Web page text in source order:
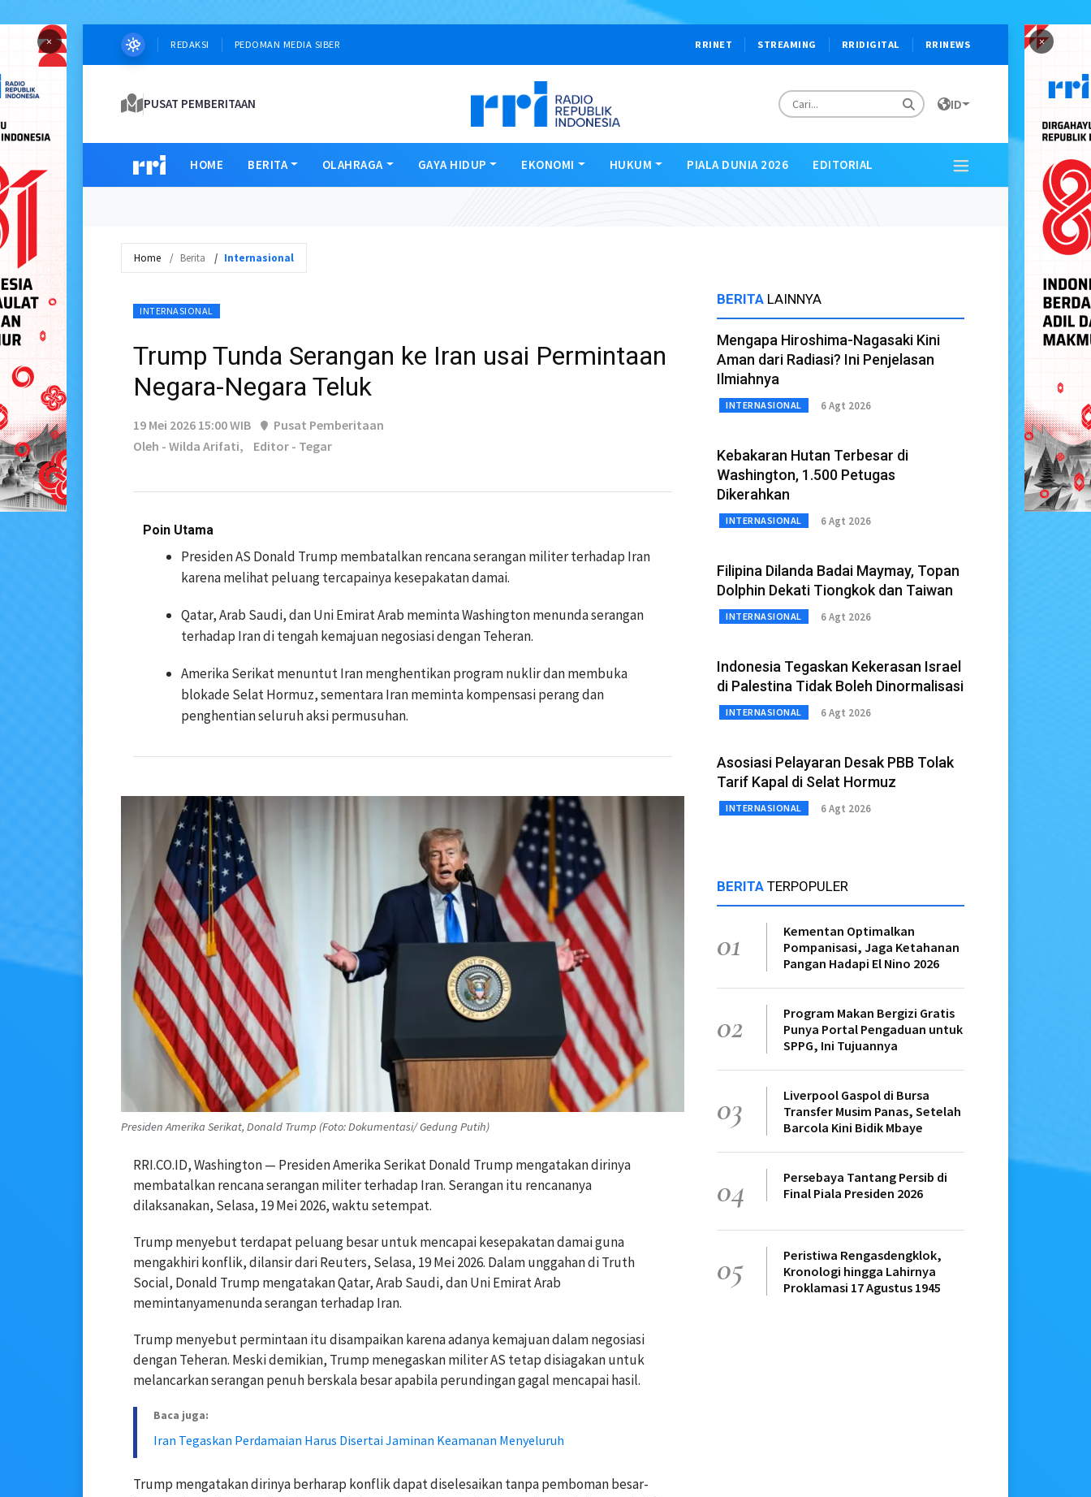
× ×
REDAKSI PEDOMAN MEDIA SIBER RRINET STREAMING RRIDIGITAL RRINEWS
PUSAT PEMBERITAAN ID
HOME BERITA OLAHRAGA GAYA HIDUP EKONOMI HUKUM PIALA DUNIA 2026 EDITORIAL
Home Berita Internasional
INTERNASIONAL
Trump Tunda Serangan ke Iran usai Permintaan
Negara-Negara Teluk
19 Mei 2026 15:00 WIB
Pusat Pemberitaan
Oleh - Wilda Arifati,
Editor - Tegar
Poin Utama
Presiden AS Donald Trump membatalkan rencana serangan militer terhadap Iran
karena melihat peluang tercapainya kesepakatan damai.
Qatar, Arab Saudi, dan Uni Emirat Arab meminta Washington menunda serangan
terhadap Iran di tengah kemajuan negosiasi dengan Teheran.
Amerika Serikat menuntut Iran menghentikan program nuklir dan membuka
blokade Selat Hormuz, sementara Iran meminta kompensasi perang dan
penghentian seluruh aksi permusuhan.
Presiden Amerika Serikat, Donald Trump (Foto: Dokumentasi/ Gedung Putih)
RRI.CO.ID, Washington — Presiden Amerika Serikat Donald Trump mengatakan dirinya
membatalkan rencana serangan militer terhadap Iran. Serangan itu rencananya
dilaksanakan, Selasa, 19 Mei 2026, waktu setempat.
Trump menyebut terdapat peluang besar untuk mencapai kesepakatan damai guna
mengakhiri konflik, dilansir dari Reuters, Selasa, 19 Mei 2026. Dalam unggahan di Truth
Social, Donald Trump mengatakan Qatar, Arab Saudi, dan Uni Emirat Arab
memintanyamenunda serangan terhadap Iran.
Trump menyebut permintaan itu disampaikan karena adanya kemajuan dalam negosiasi
dengan Teheran. Meski demikian, Trump menegaskan militer AS tetap disiagakan untuk
melancarkan serangan penuh berskala besar apabila perundingan gagal mencapai hasil.
Baca juga:
Iran Tegaskan Perdamaian Harus Disertai Jaminan Keamanan Menyeluruh
Trump mengatakan dirinya berharap konflik dapat diselesaikan tanpa pemboman besar-
BERITA LAINNYA
Mengapa Hiroshima-Nagasaki Kini
Aman dari Radiasi? Ini Penjelasan
Ilmiahnya
INTERNASIONAL 6 Agt 2026
Kebakaran Hutan Terbesar di
Washington, 1.500 Petugas
Dikerahkan
INTERNASIONAL 6 Agt 2026
Filipina Dilanda Badai Maymay, Topan
Dolphin Dekati Tiongkok dan Taiwan
INTERNASIONAL 6 Agt 2026
Indonesia Tegaskan Kekerasan Israel
di Palestina Tidak Boleh Dinormalisasi
INTERNASIONAL 6 Agt 2026
Asosiasi Pelayaran Desak PBB Tolak
Tarif Kapal di Selat Hormuz
INTERNASIONAL 6 Agt 2026
BERITA TERPOPULER
01
Kementan Optimalkan
Pompanisasi, Jaga Ketahanan
Pangan Hadapi El Nino 2026
02
Program Makan Bergizi Gratis
Punya Portal Pengaduan untuk
SPPG, Ini Tujuannya
03
Liverpool Gaspol di Bursa
Transfer Musim Panas, Setelah
Barcola Kini Bidik Mbaye
04
Persebaya Tantang Persib di
Final Piala Presiden 2026
05
Peristiwa Rengasdengklok,
Kronologi hingga Lahirnya
Proklamasi 17 Agustus 1945